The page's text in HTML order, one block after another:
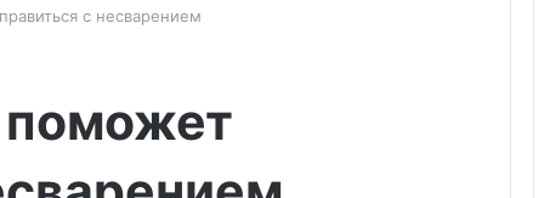
с несварением
гепатологии